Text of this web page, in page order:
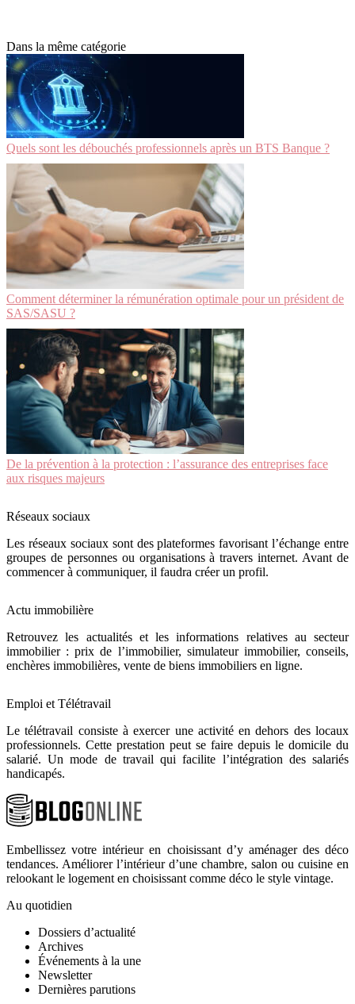
Dans la même catégorie
Quels sont les débouchés professionnels après un BTS Banque ?
Comment déterminer la rémunération optimale pour un président de
SAS/SASU ?
De la prévention à la protection : l’assurance des entreprises face
aux risques majeurs
Réseaux sociaux
Les réseaux sociaux sont des plateformes favorisant l’échange entre
groupes de personnes ou organisations à travers internet. Avant de
commencer à communiquer, il faudra créer un profil.
Actu immobilière
Retrouvez les actualités et les informations relatives au secteur
immobilier : prix de l’immobilier, simulateur immobilier, conseils,
enchères immobilières, vente de biens immobiliers en ligne.
Emploi et Télétravail
Le télétravail consiste à exercer une activité en dehors des locaux
professionnels. Cette prestation peut se faire depuis le domicile du
salarié. Un mode de travail qui facilite l’intégration des salariés
handicapés.
Embellissez votre intérieur en choisissant d’y aménager des déco
tendances. Améliorer l’intérieur d’une chambre, salon ou cuisine en
relookant le logement en choisissant comme déco le style vintage.
Au quotidien
Dossiers d’actualité
Archives
Événements à la une
Newsletter
Dernières parutions